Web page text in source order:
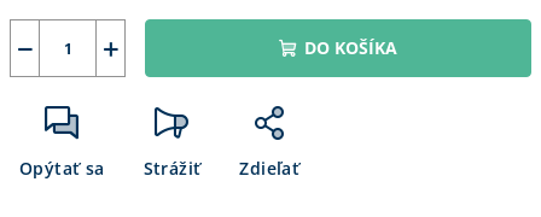
+
− DO KOŠÍKA
Opýtať sa Strážiť Zdieľať